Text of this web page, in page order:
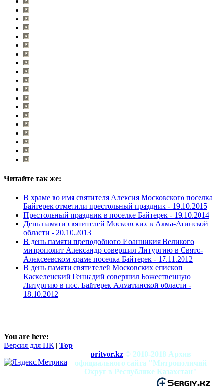
Читайте так же:
В храме во имя святителя Алексия Московского поселка
Байтерек отметили престольный праздник - 19.10.2015
Престольный праздник в поселке Байтерек - 19.10.2014
День памяти святителей Московских в Алма-Атинской
области - 20.10.2013
В день памяти преподобного Иоанникия Великого
митрополит Александр совершил Литургию в Свято-
Алексеевском храме поселка Байтерек - 17.11.2012
В день памяти святителей Московских епископ
Каскеленский Геннадий совершил Божественную
Литургию в пос. Байтерек Алматинской области -
18.10.2012
You are here:
Версия для ПК | Top
pritvor.kz © 2010-2018 Архив
официального сайта "Митрополичий
Округ в Республике Казахстан"